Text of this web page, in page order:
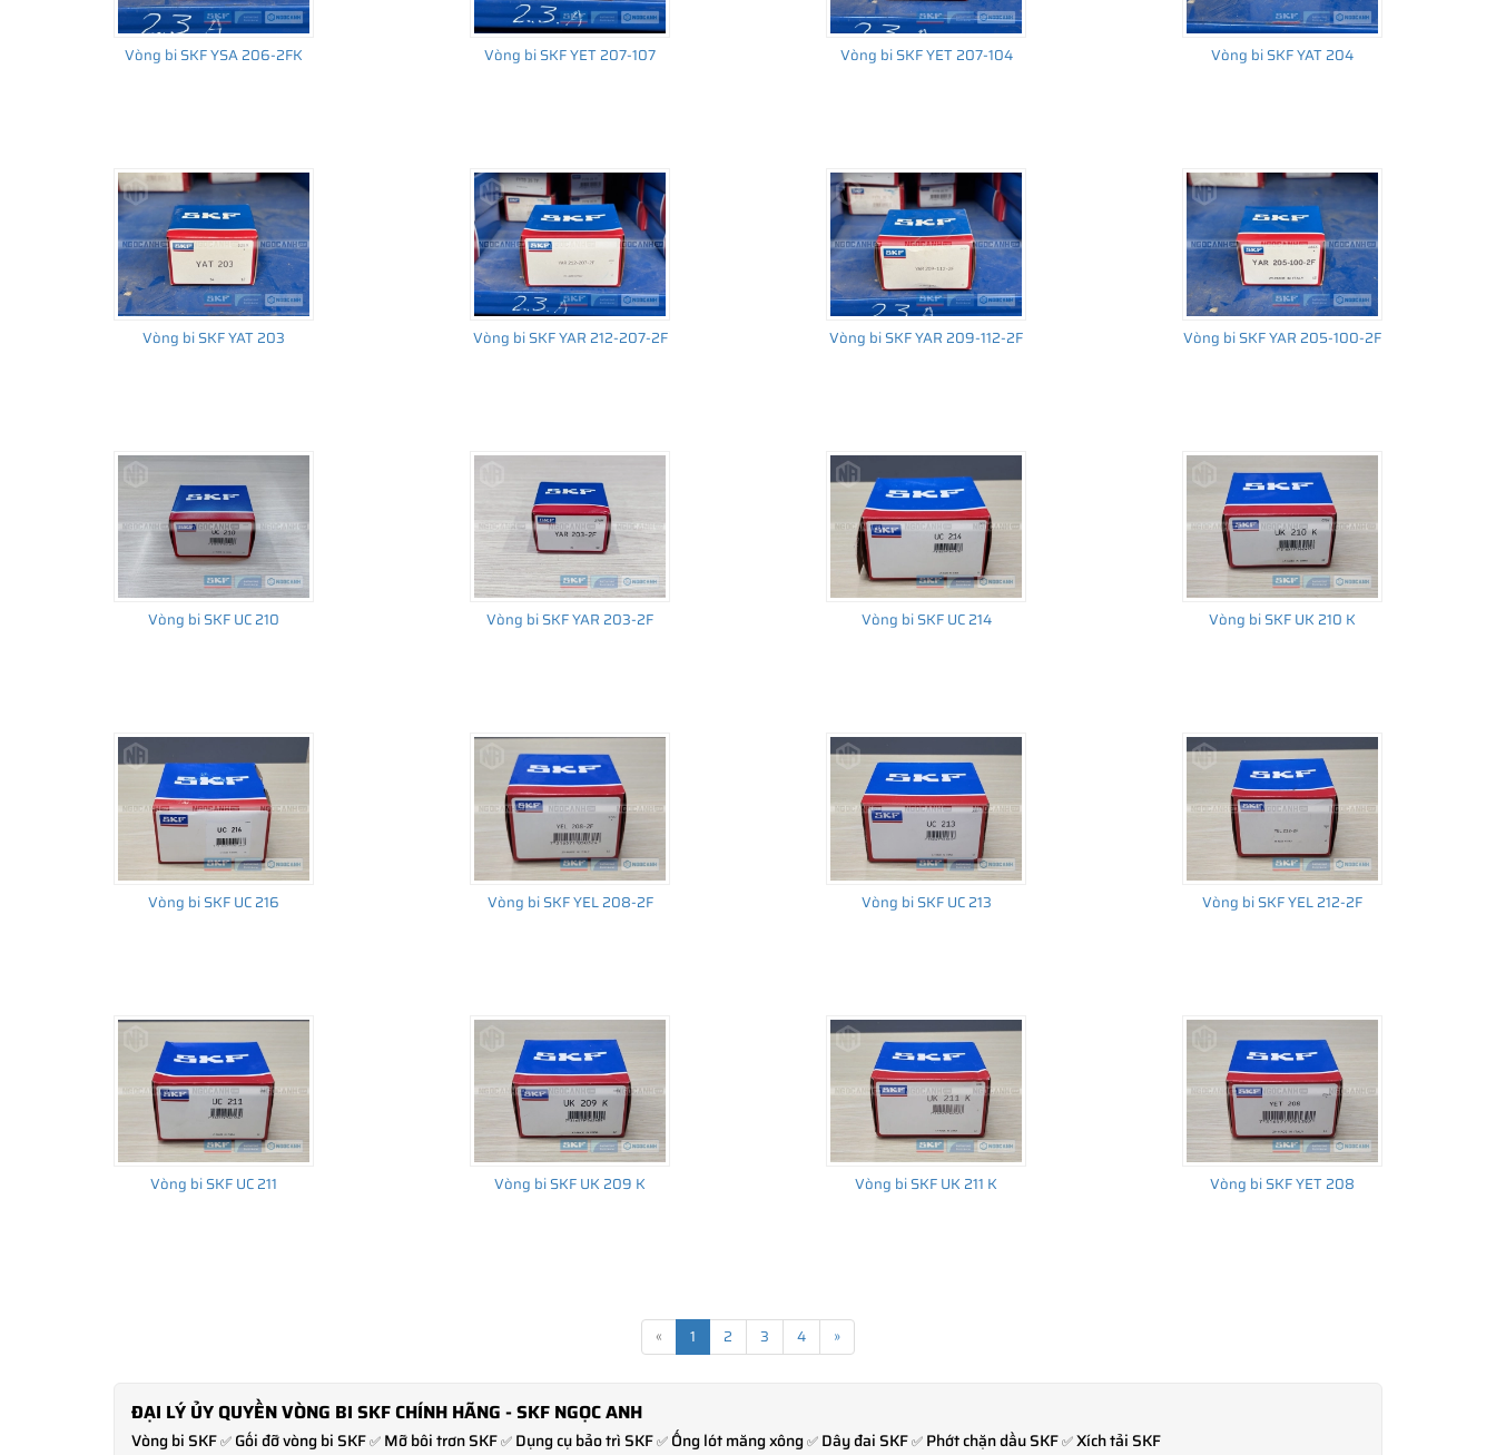
Vòng bi SKF YSA 206-2FK Vòng bi SKF YET 207-107 Vòng bi SKF YET 207-104 Vòng bi SKF YAT 204
Vòng bi SKF YAT 203 Vòng bi SKF YAR 212-207-2F Vòng bi SKF YAR 209-112-2F Vòng bi SKF YAR 205-100-2F
Vòng bi SKF UC 210 Vòng bi SKF YAR 203-2F Vòng bi SKF UC 214 Vòng bi SKF UK 210 K
Vòng bi SKF UC 216 Vòng bi SKF YEL 208-2F Vòng bi SKF UC 213 Vòng bi SKF YEL 212-2F
Vòng bi SKF UC 211 Vòng bi SKF UK 209 K Vòng bi SKF UK 211 K Vòng bi SKF YET 208
« 1 2 3 4 »
ĐẠI LÝ ỦY QUYỀN VÒNG BI SKF CHÍNH HÃNG - SKF NGỌC ANH
Vòng bi SKF✅ Gối đỡ vòng bi SKF✅ Mỡ bôi trơn SKF✅ Dụng cụ bảo trì SKF✅ Ống lót măng xông✅ Dây đai SKF✅ Phớt chặn dầu SKF✅Xích tải SKF